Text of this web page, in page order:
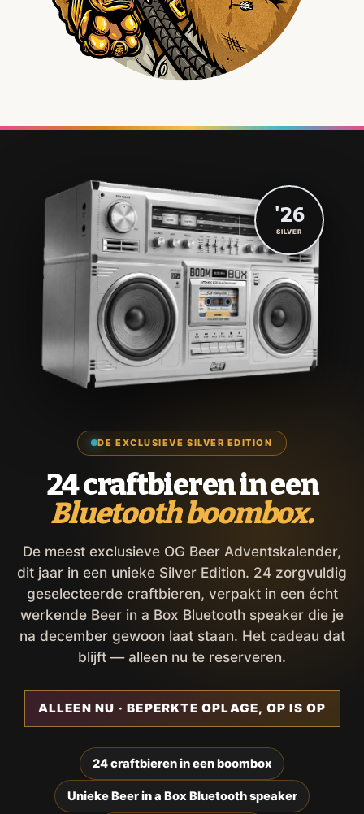
DE EXCLUSIEVE SILVER EDITION
24 craftbieren in een
Bluetooth boombox.
De meest exclusieve OG Beer Adventskalender,
dit jaar in een unieke Silver Edition. 24 zorgvuldig
geselecteerde craftbieren, verpakt in een écht
werkende Beer in a Box Bluetooth speaker die je
na december gewoon laat staan. Het cadeau dat
blijft — alleen nu te reserveren.
ALLEEN NU · BEPERKTE OPLAGE, OP IS OP
24 craftbieren in een boombox
Unieke Beer in a Box Bluetooth speaker
'26
SILVER